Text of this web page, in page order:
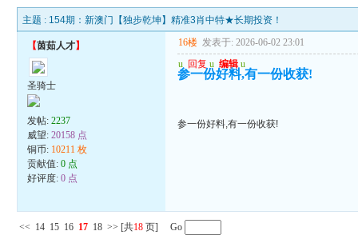
主题 : 154期：新澳门【独步乾坤】精准3肖中特★长期投资！
【茵茹人才】
圣骑士
发帖:2237
威望:20158 点
铜币: 10211 枚
贡献值:0 点
好评度:0 点
16楼 发表于: 2026-06-02 23:01
u 回复 u 编辑 u
参一份好料,有一份收获!
参一份好料,有一份收获!
<< 14 15 16 17 18 >> [共18 页] Go